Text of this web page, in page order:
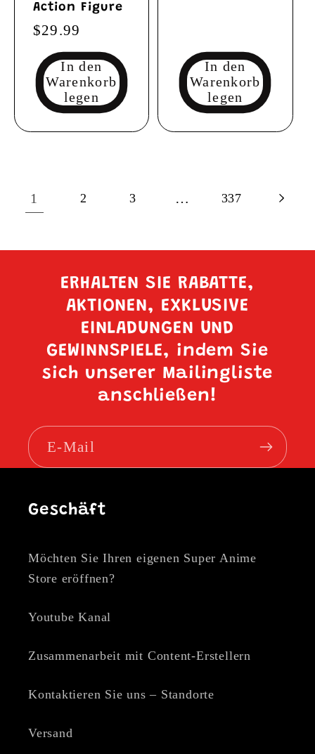
Action Figure
Normaler
Preis
$29.99
In den
Warenkorb
legen
In den
Warenkorb
legen
1 2 3 … 337
ERHALTEN SIE RABATTE,
AKTIONEN, EXKLUSIVE
EINLADUNGEN UND
GEWINNSPIELE, indem Sie
sich unserer Mailingliste
anschließen!
E-Mail
Geschäft
Möchten Sie Ihren eigenen Super Anime
Store eröffnen?
Youtube Kanal
Zusammenarbeit mit Content-Erstellern
Kontaktieren Sie uns – Standorte
Versand